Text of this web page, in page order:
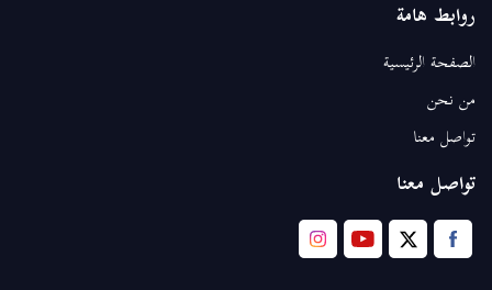
روابط هامة
الصفحة الرئيسية
من نحن
تواصل معنا
تواصل معنا